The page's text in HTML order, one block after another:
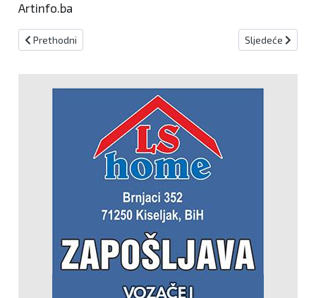
Artinfo.ba
Prethodni članak: Sjednica Vijeća Udruge dragovoljaca i veterana
Prethodni Sljedeći članak:
Sljedeće